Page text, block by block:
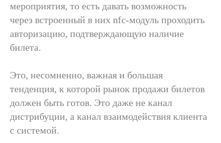
мероприятия, то есть давать возможность
через встроенный в них nfc-модуль проходить
авторизацию, подтверждающую наличие
билета.
Это, несомненно, важная и большая
тенденция, к которой рынок продажи билетов
должен быть готов. Это даже не канал
дистрибуции, а канал взаимодействия клиента
с системой.